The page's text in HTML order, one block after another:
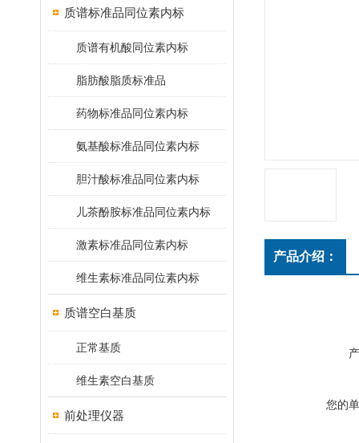
质谱标准品同位素内标
质谱有机酸同位素内标
脂肪酸脂质标准品
药物标准品同位素内标
氨基酸标准品同位素内标
胆汁酸标准品同位素内标
儿茶酚胺标准品同位素内标
激素标准品同位素内标
维生素标准品同位素内标
质谱空白基质
正常基质
维生素空白基质
前处理仪器
产品介绍：
您的